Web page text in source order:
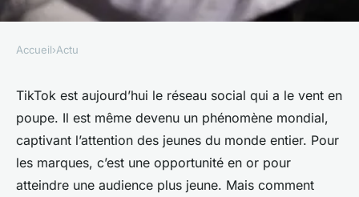
Agence de marketing à
bordeaux : utiliser TikTok
pour atteindre une audience
plus jeune
Accueil›Actu
TikTok est aujourd’hui le réseau social qui a le vent en
poupe. Il est même devenu un phénomène mondial,
captivant l’attention des jeunes du monde entier. Pour
les marques, c’est une opportunité en or pour
atteindre une audience plus jeune. Mais comment